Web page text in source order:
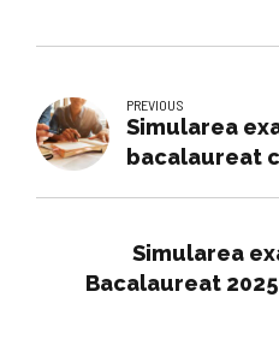
PREVIOUS
Simularea
bacalaureat
Simularea
Bacalaureat